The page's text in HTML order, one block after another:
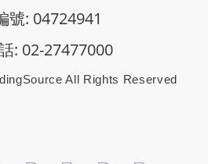
號: 04724941
: 02-27477000
All Rights Reserved